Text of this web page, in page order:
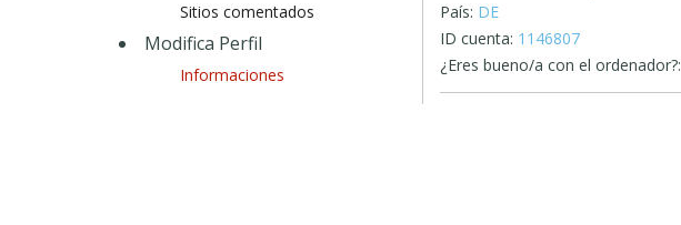
Sitios comentados
Modifica Perfil
Informaciones
País: DE
ID cuenta: 1146807
¿Eres bueno/a con el ordenador?: